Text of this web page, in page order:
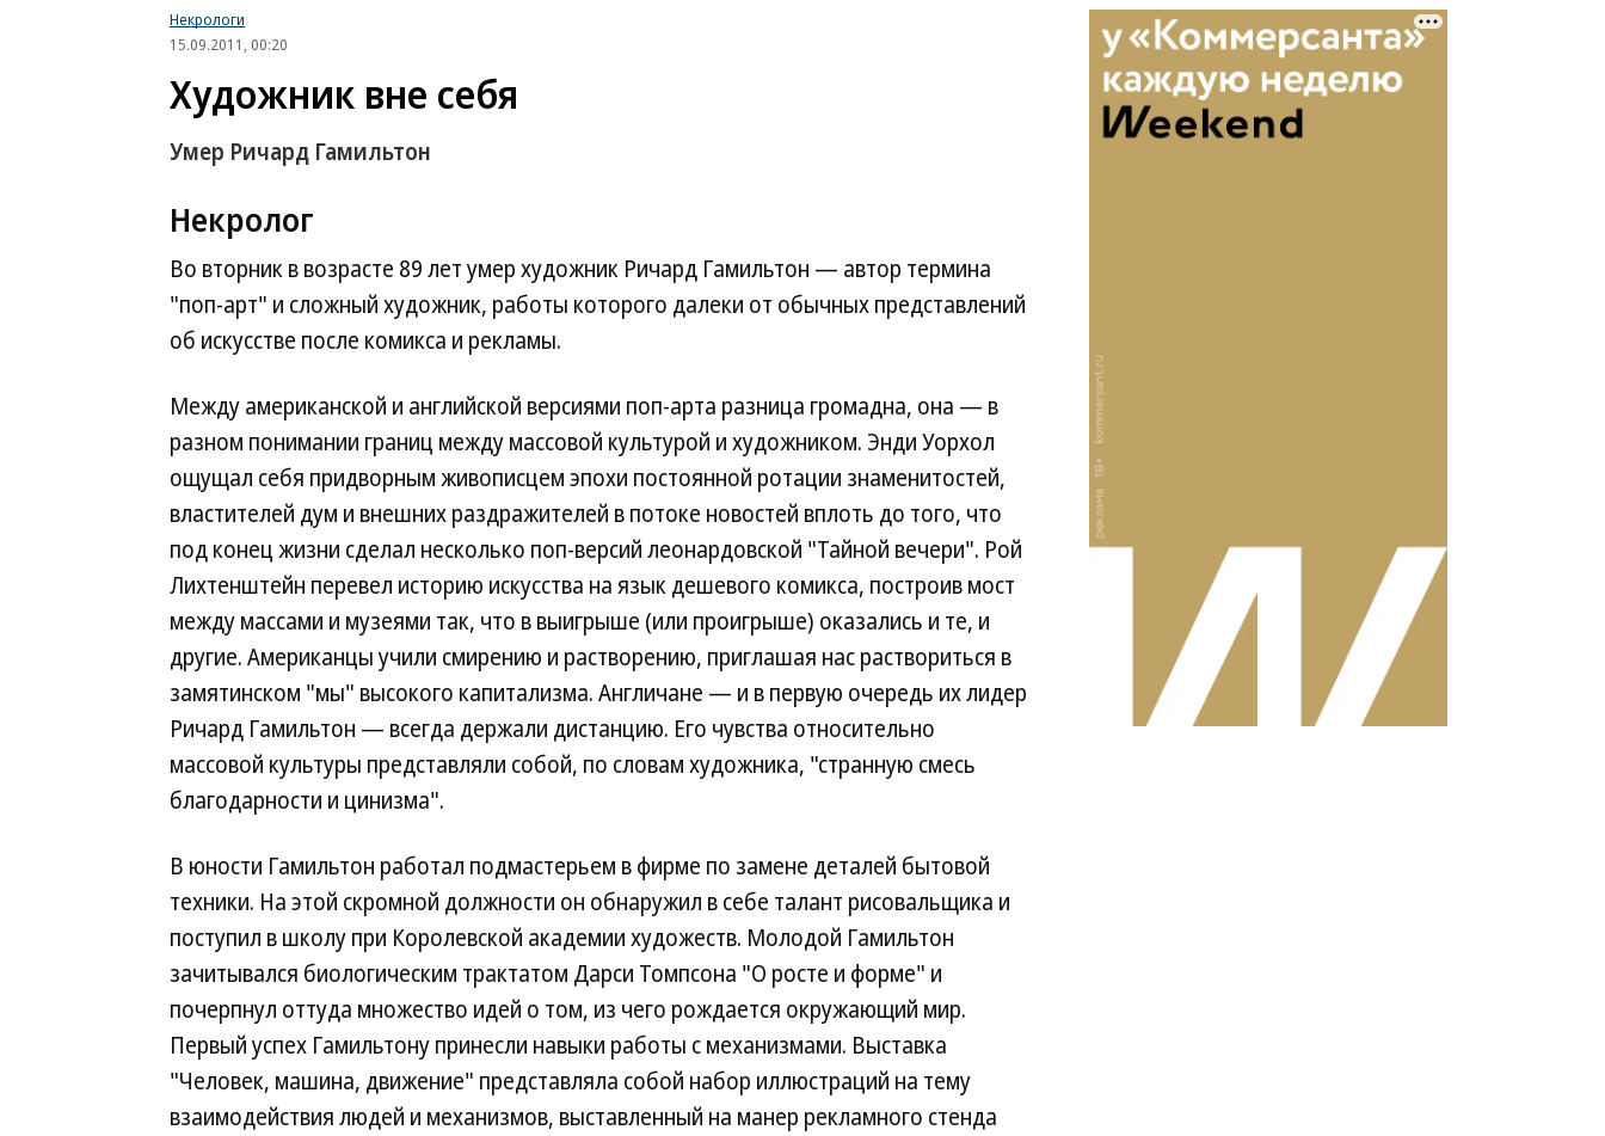
Некрологи
15.09.2011, 00:20
Художник вне себя
Умер Ричард Гамильтон
Некролог
Во вторник в возрасте 89 лет умер художник Ричард Гамильтон — автор термина
"поп-арт" и сложный художник, работы которого далеки от обычных представлений
об искусстве после комикса и рекламы.
Между американской и английской версиями поп-арта разница громадна, она — в
разном понимании границ между массовой культурой и художником. Энди Уорхол
ощущал себя придворным живописцем эпохи постоянной ротации знаменитостей,
властителей дум и внешних раздражителей в потоке новостей вплоть до того, что
под конец жизни сделал несколько поп-версий леонардовской "Тайной вечери". Рой
Лихтенштейн перевел историю искусства на язык дешевого комикса, построив мост
между массами и музеями так, что в выигрыше (или проигрыше) оказались и те, и
другие. Американцы учили смирению и растворению, приглашая нас раствориться в
замятинском "мы" высокого капитализма. Англичане — и в первую очередь их лидер
Ричард Гамильтон — всегда держали дистанцию. Его чувства относительно
массовой культуры представляли собой, по словам художника, "странную смесь
благодарности и цинизма".
В юности Гамильтон работал подмастерьем в фирме по замене деталей бытовой
техники. На этой скромной должности он обнаружил в себе талант рисовальщика и
поступил в школу при Королевской академии художеств. Молодой Гамильтон
зачитывался биологическим трактатом Дарси Томпсона "О росте и форме" и
почерпнул оттуда множество идей о том, из чего рождается окружающий мир.
Первый успех Гамильтону принесли навыки работы с механизмами. Выставка
"Человек, машина, движение" представляла собой набор иллюстраций на тему
взаимодействия людей и механизмов, выставленный на манер рекламного стенда